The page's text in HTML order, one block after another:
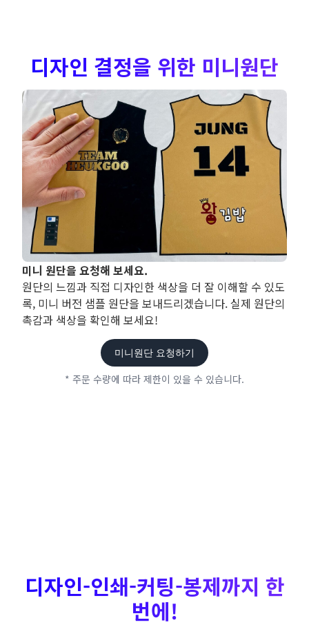
디자인 결정을 위한 미니원단
미니 원단을 요청해 보세요.
원단의 느낌과 직접 디자인한 색상을 더 잘 이해할 수 있도
록, 미니 버전 샘플 원단을 보내드리겠습니다. 실제 원단의
촉감과 색상을 확인해 보세요!
미니원단 요청하기
* 주문 수량에 따라 제한이 있을 수 있습니다.
디자인-인쇄-커팅-봉제까지 한
번에!